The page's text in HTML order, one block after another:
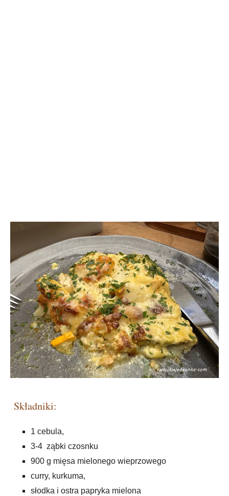
Składniki:
1 cebula,
3-4 ząbki czosnku
900 g mięsa mielonego wieprzowego
curry, kurkuma,
słodka i ostra papryka mielona